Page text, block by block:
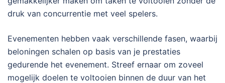
druk van concurrentie met veel spelers.
Evenementen hebben vaak verschillende fasen, waarbij
beloningen schalen op basis van je prestaties
gedurende het evenement. Streef ernaar om zoveel
mogelijk doelen te voltooien binnen de duur van het